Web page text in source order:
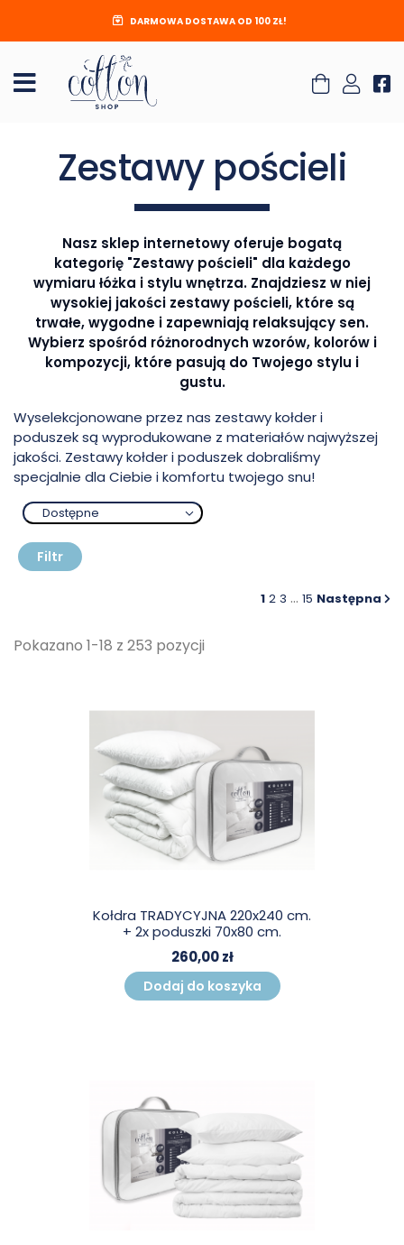
DARMOWA DOSTAWA OD 100 ZŁ!
Zestawy pościeli
Nasz sklep internetowy oferuje bogatą
kategorię "Zestawy pościeli" dla każdego
wymiaru łóżka i stylu wnętrza. Znajdziesz w niej
wysokiej jakości zestawy pościeli, które są
trwałe, wygodne i zapewniają relaksujący sen.
Wybierz spośród różnorodnych wzorów, kolorów i
kompozycji, które pasują do Twojego stylu i
gustu.
Wyselekcjonowane przez nas zestawy kołder i
poduszek są wyprodukowane z materiałów najwyższej
jakości. Zestawy kołder i poduszek dobraliśmy
specjalnie dla Ciebie i komfortu twojego snu!
Dostępne
Filtr
1 2 3 … 15 Następna
Pokazano 1-18 z 253 pozycji
Kołdra TRADYCYJNA 220x240 cm.
+ 2x poduszki 70x80 cm.
260,00 zł
Dodaj do koszyka